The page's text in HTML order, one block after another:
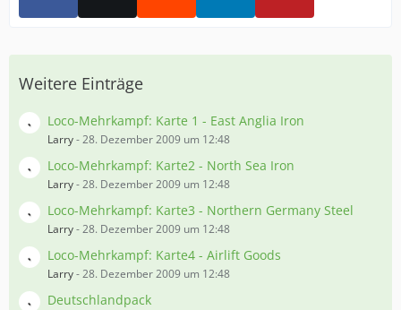
Weitere Einträge
Loco-Mehrkampf: Karte 1 - East Anglia Iron
Larry-28. Dezember 2009 um 12:48
Loco-Mehrkampf: Karte2 - North Sea Iron
Larry-28. Dezember 2009 um 12:48
Loco-Mehrkampf: Karte3 - Northern Germany Steel
Larry-28. Dezember 2009 um 12:48
Loco-Mehrkampf: Karte4 - Airlift Goods
Larry-28. Dezember 2009 um 12:48
Deutschlandpack